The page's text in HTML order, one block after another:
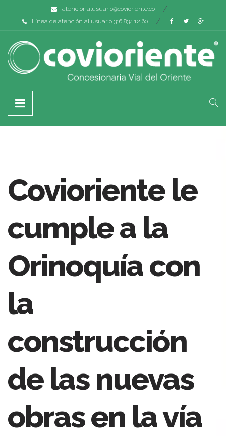
atencionalusuario@covioriente.co
Línea de atención al usuario 316 834 12 60
Covioriente le
cumple a la
Orinoquía con
la
construcción
de las nuevas
obras en la vía